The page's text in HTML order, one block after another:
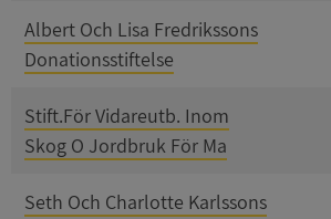
Albert Och Lisa Fredrikssons
Donationsstiftelse
Stift.För Vidareutb. Inom
Skog O Jordbruk För Ma
Seth Och Charlotte Karlssons